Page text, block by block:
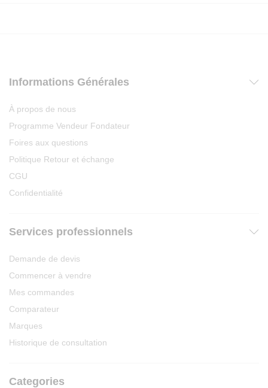
Informations Générales
À propos de nous
Programme Vendeur Fondateur
Foires aux questions
Politique Retour et échange
CGU
Confidentialité
Services professionnels
Demande de devis
Commencer à vendre
Mes commandes
Comparateur
Marques
Historique de consultation
Categories